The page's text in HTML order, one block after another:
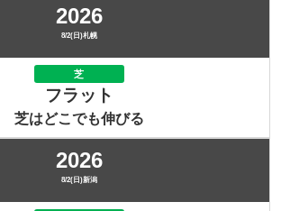
2026
8/2(日)札幌
芝
フラット
芝はどこでも伸びる
2026
8/2(日)新潟